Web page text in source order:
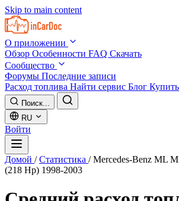
Skip to main content
О приложении
Обзор Особенности FAQ Скачать
Сообщество
Форумы Последние записи
Расход топлива Найти сервис Блог
Поиск...
RU
Войти
Домой / Статистика / Mercedes-Benz ML
(218 Hp) 1998-2003